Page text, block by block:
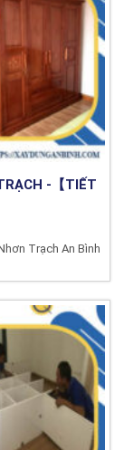
-【TIẾT
Trạch An Bình